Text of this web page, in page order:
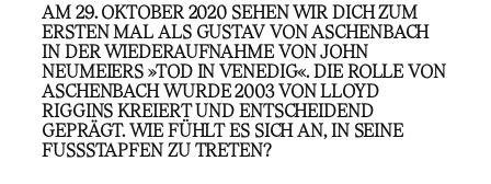
AM 29. OKTOBER 2020 SEHEN WIR DICH ZUM
ERSTEN MAL ALS GUSTAV VON ASCHENBACH
IN DER WIEDERAUFNAHME VON JOHN
NEUMEIERS »TOD IN VENEDIG«. DIE ROLLE VON
ASCHENBACH WURDE 2003 VON LLOYD
RIGGINS KREIERT UND ENTSCHEIDEND
GEPRÄGT. WIE FÜHLT ES SICH AN, IN SEINE
FUSSSTAPFEN ZU TRETEN?